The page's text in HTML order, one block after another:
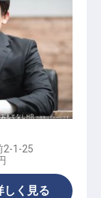
ャー候補
2-1-25
しく見る